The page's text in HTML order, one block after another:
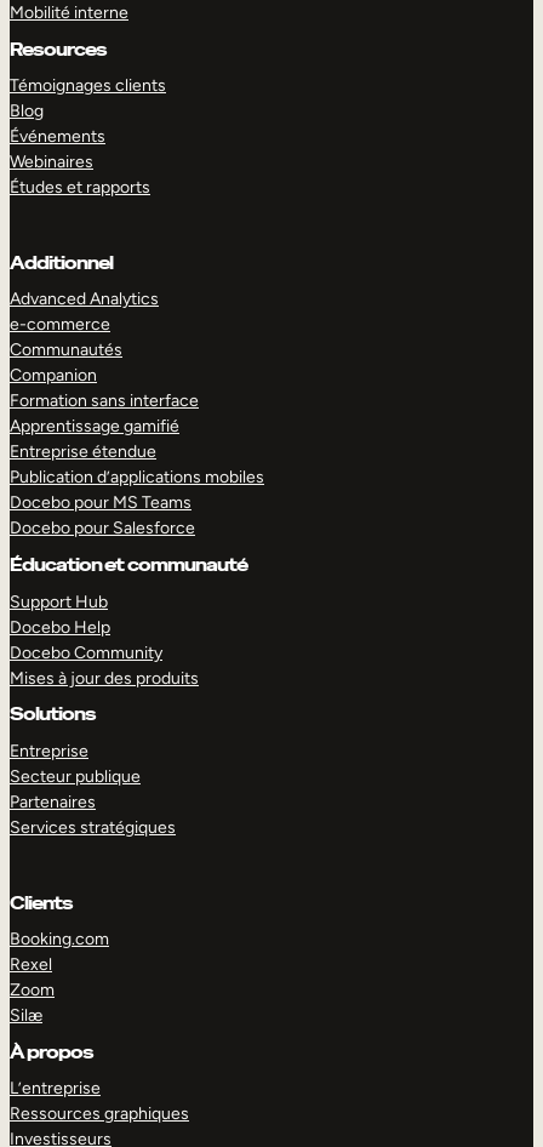
Mobilité interne
Resources
Témoignages clients
Blog
Événements
Webinaires
Études et rapports
Additionnel
Advanced Analytics
e-commerce
Communautés
Companion
Formation sans interface
Apprentissage gamifié
Entreprise étendue
Publication d’applications mobiles
Docebo pour MS Teams
Docebo pour Salesforce
Éducation et communauté
Support Hub
Docebo Help
Docebo Community
Mises à jour des produits
Solutions
Entreprise
Secteur publique
Partenaires
Services stratégiques
Clients
Booking.com
Rexel
Zoom
Silæ
À propos
L’entreprise
Ressources graphiques
Investisseurs